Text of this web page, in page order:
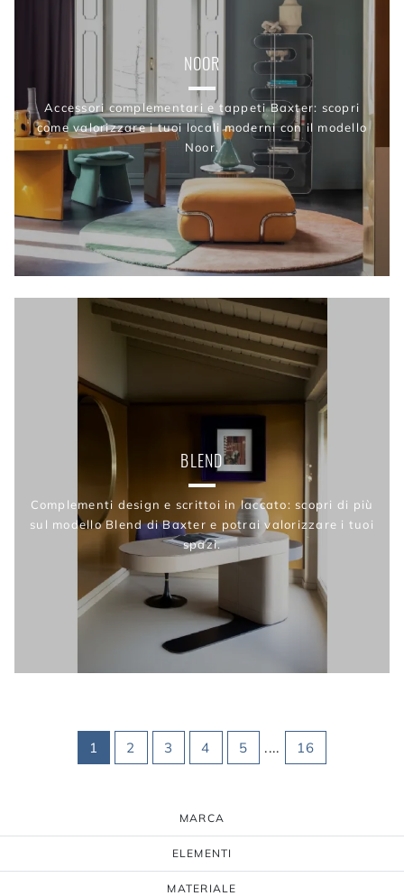
MARCA
ELEMENTI
MATERIALE
NOOR
Accessori complementari e tappeti Baxter: scopri
come valorizzare i tuoi locali moderni con il modello
Noor.
BLEND
Complementi design e scrittoi in laccato: scopri di più
sul modello Blend di Baxter e potrai valorizzare i tuoi
spazi.
1 2 3 4 5 .... 16